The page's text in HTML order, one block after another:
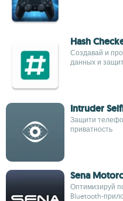
Hash
Создавай и
данных и
Intruder
Защити
приватность
Sena
Оптимизируй